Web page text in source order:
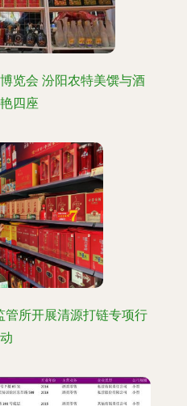
览会 汾阳农特美馔与酒
四座
管所开展清源打链专项行
动